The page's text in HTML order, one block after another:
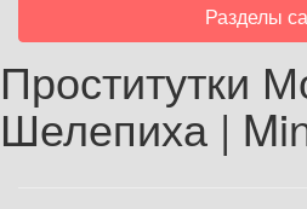
Toggle
navigation
Разделы
Проститутки
Шелепиха |